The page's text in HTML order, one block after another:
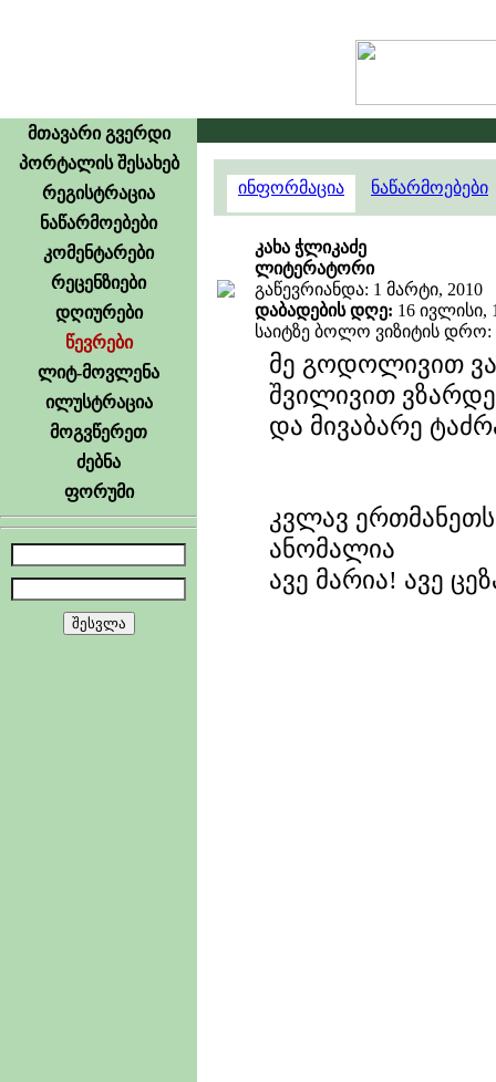
მთავარი გვერდი
პორტალის შესახებ
რეგისტრაცია
ნაწარმოებები
კომენტარები
რეცენზიები
დღიურები
წევრები
ლიტ-მოვლენა
ილუსტრაცია
მოგვწერეთ
ძებნა
ფორუმი
ინფორმაცია ნაწარმოებები
კახა ჭლიკაძე
ლიტერატორი
გაწევრიანდა: 1 მარტი, 2010
დაბადების დღე: 16 ივლისი,
საიტზე ბოლო ვიზიტის დრო:
მე გოდოლივით
შვილივით
და მივაბარე
კვლავ
ანომალია
ავე მარია! ავე